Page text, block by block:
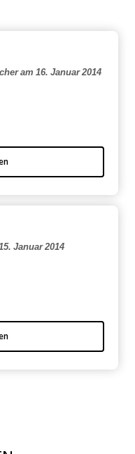
am 16. Januar 2014
Januar 2014